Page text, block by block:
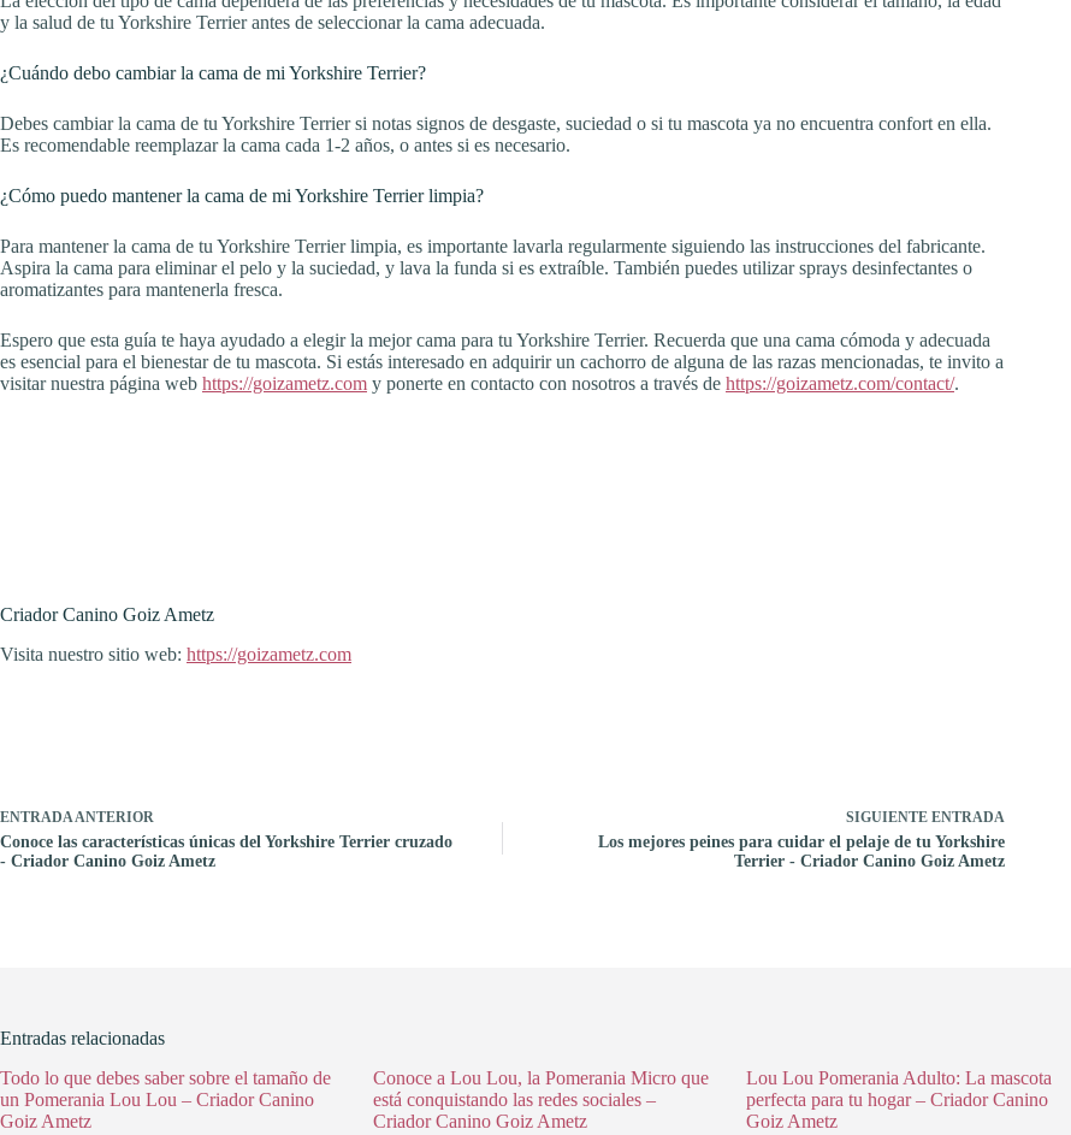
y la salud de tu Yorkshire Terrier antes de seleccionar la cama adecuada.
¿Cuándo debo cambiar la cama de mi Yorkshire Terrier?
Debes cambiar la cama de tu Yorkshire Terrier si notas signos de desgaste, suciedad o si tu mascota ya no encuentra confort en ella.
Es recomendable reemplazar la cama cada 1-2 años, o antes si es necesario.
¿Cómo puedo mantener la cama de mi Yorkshire Terrier limpia?
Para mantener la cama de tu Yorkshire Terrier limpia, es importante lavarla regularmente siguiendo las instrucciones del fabricante.
Aspira la cama para eliminar el pelo y la suciedad, y lava la funda si es extraíble. También puedes utilizar sprays desinfectantes o
aromatizantes para mantenerla fresca.
Espero que esta guía te haya ayudado a elegir la mejor cama para tu Yorkshire Terrier. Recuerda que una cama cómoda y adecuada
es esencial para el bienestar de tu mascota. Si estás interesado en adquirir un cachorro de alguna de las razas mencionadas, te invito a
visitar nuestra página web https://goizametz.com y ponerte en contacto con nosotros a través de https://goizametz.com/contact/.
Criador Canino Goiz Ametz
Visita nuestro sitio web: https://goizametz.com
ENTRADAANTERIOR
Conoce las características únicas del Yorkshire Terrier cruzado
- Criador Canino Goiz Ametz
SIGUIENTE ENTRADA
Los mejores peines para cuidar el pelaje de tu Yorkshire
Terrier - Criador Canino Goiz Ametz
Entradas relacionadas
Todo lo que debes saber sobre el tamaño de
un Pomerania Lou Lou – Criador Canino
Goiz Ametz
Conoce a Lou Lou, la Pomerania Micro que
está conquistando las redes sociales –
Criador Canino Goiz Ametz
Lou Lou Pomerania Adulto: La mascota
perfecta para tu hogar – Criador Canino
Goiz Ametz